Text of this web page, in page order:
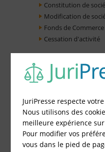
Constitution de
Modification de
Fonds de Commerce
Cessation d'activité
JuriPresse respecte
Nous utilisons des
meilleure expérience
Pour modifier vos
vous dans le pied de